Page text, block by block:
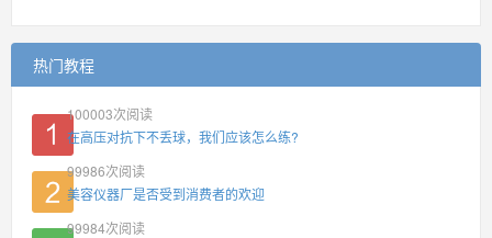
热门教程
100003次阅读
在高压对抗下不丢球，我们应该怎么练?
99986次阅读
美容仪器厂是否受到消费者的欢迎
99984次阅读